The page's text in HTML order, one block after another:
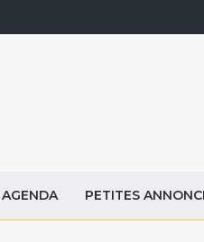
AGENDA PETITES